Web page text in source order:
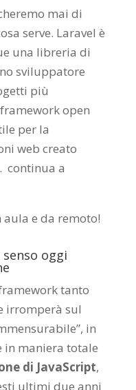
mai di
serve. Laravel è
una libreria di
sviluppatore
più
open
per la
web creato
continua a
aula e da remoto!
senso oggi
tanto
irromperà sul
in
in maniera totale
di JavaScript,
ultimi due anni